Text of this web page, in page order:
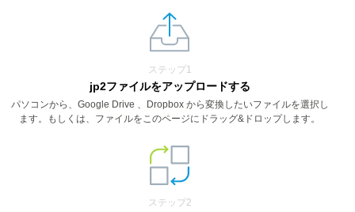
ステップ1
jp2ファイルをアップロードする
パソコンから、Google Drive 、Dropbox から変換したいファイルを選択し
ます。もしくは、ファイルをこのページにドラッグ&ドロップします。
ステップ2